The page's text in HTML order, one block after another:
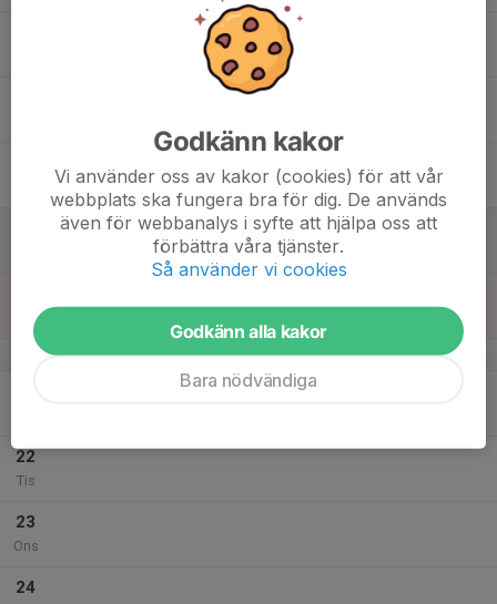
Sön
v.30
22
Tis
23
Ons
24
Godkänn kakor
Vi använder oss av kakor (cookies) för att vår
webbplats ska fungera bra för dig. De används
även för webbanalys i syfte att hjälpa oss att
förbättra våra tjänster.
Så använder vi cookies
Godkänn alla kakor
Bara nödvändiga